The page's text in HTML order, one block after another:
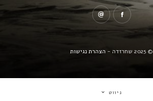
© 2025 שחרזדה - הצהרת נגישות
ניווט